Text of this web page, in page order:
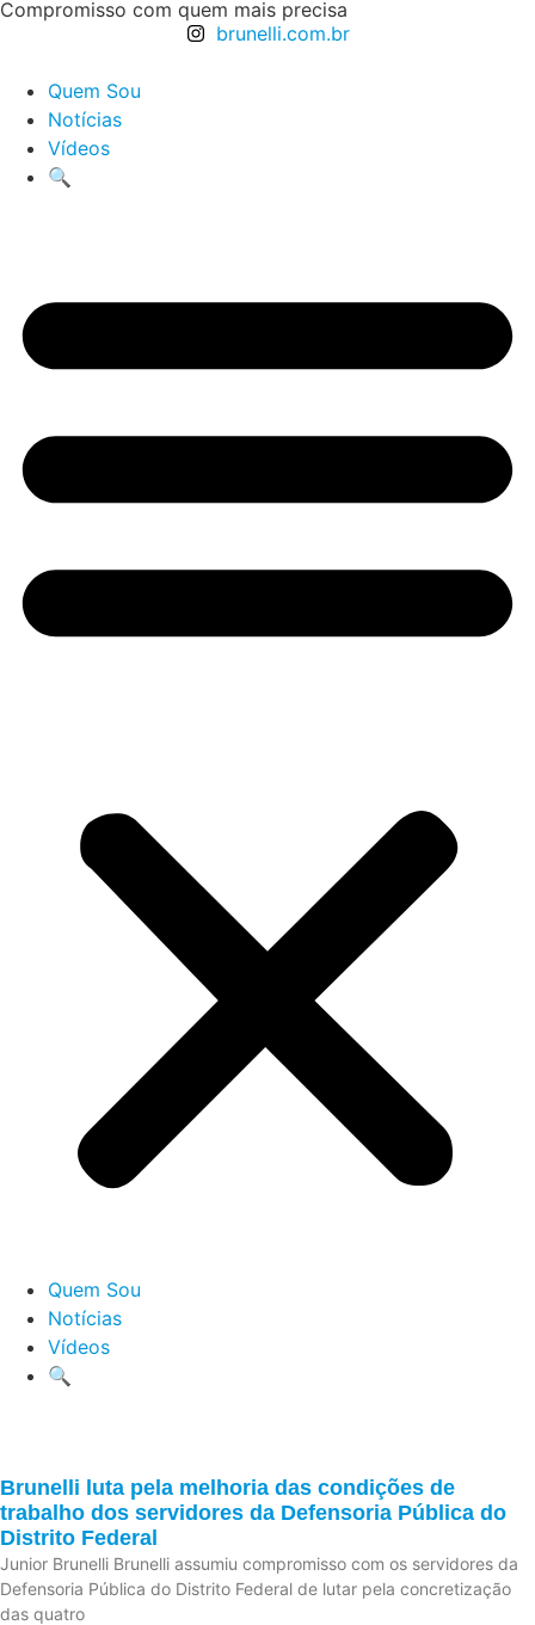
Compromisso com quem mais precisa
brunelli.com.br
Quem Sou
Notícias
Vídeos
🔍
Quem Sou
Notícias
Vídeos
🔍
Brunelli luta pela melhoria das condições de
trabalho dos servidores da Defensoria Pública do
Distrito Federal
Junior Brunelli Brunelli assumiu compromisso com os servidores da
Defensoria Pública do Distrito Federal de lutar pela concretização
das quatro